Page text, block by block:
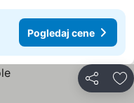
Pogledaj cene
Deli